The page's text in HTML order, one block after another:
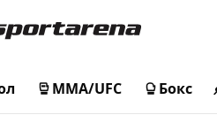
MMA/UFC Бокс